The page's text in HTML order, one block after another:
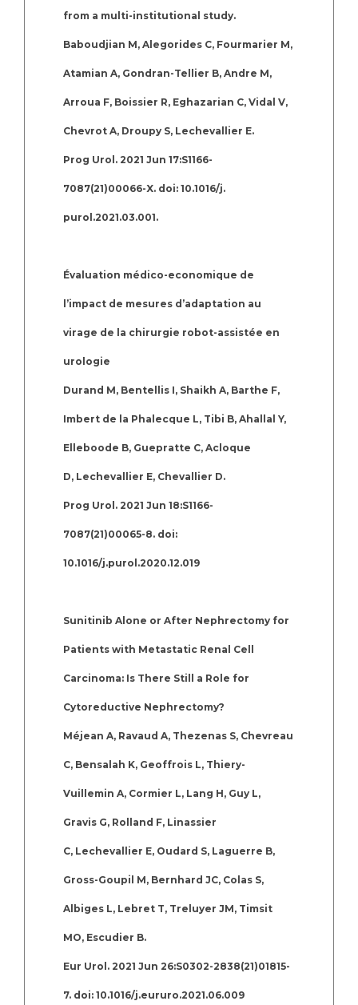
from a multi-institutional study.
Baboudjian M, Alegorides C, Fourmarier M,
Atamian A, Gondran-Tellier B, Andre M,
Arroua F, Boissier R, Eghazarian C, Vidal V,
Chevrot A, Droupy S, Lechevallier E.
Prog Urol. 2021 Jun 17:S1166-
7087(21)00066-X. doi: 10.1016/j.
purol.2021.03.001.
Évaluation médico-economique de
l’impact de mesures d’adaptation au
virage de la chirurgie robot-assistée en
urologie
Durand M, Bentellis I, Shaikh A, Barthe F,
Imbert de la Phalecque L, Tibi B, Ahallal Y,
Elleboode B, Guepratte C, Acloque
D, Lechevallier E, Chevallier D.
Prog Urol. 2021 Jun 18:S1166-
7087(21)00065-8. doi:
10.1016/j.purol.2020.12.019
Sunitinib Alone or After Nephrectomy for
Patients with Metastatic Renal Cell
Carcinoma: Is There Still a Role for
Cytoreductive Nephrectomy?
Méjean A, Ravaud A, Thezenas S, Chevreau
C, Bensalah K, Geoffrois L, Thiery-
Vuillemin A, Cormier L, Lang H, Guy L,
Gravis G, Rolland F, Linassier
C, Lechevallier E, Oudard S, Laguerre B,
Gross-Goupil M, Bernhard JC, Colas S,
Albiges L, Lebret T, Treluyer JM, Timsit
MO, Escudier B.
Eur Urol. 2021 Jun 26:S0302-2838(21)01815-
7. doi: 10.1016/j.eururo.2021.06.009